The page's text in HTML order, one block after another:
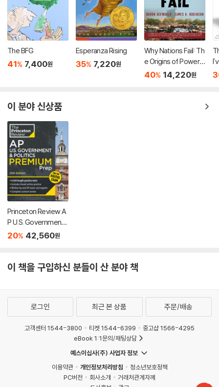
The BFG
41% 7,400원
Esperanza Rising
35% 7,220원
Why Nations Fail: Th
e Origins of Power,
Prosperity, and Pov
40% 14,220원
이 분야 신상품
Princeton Review A
P U.S. Government
& Politics Premium P
tal Practice Online +
20% 42,560원
이 책을 구입하신 분들이 산 분야 책
로그인 최근 본 상품 주문/배송
고객센터 1544-3800 티켓 1544-6399
중고샵 1566-4295
eBook 1:1문의/채팅상담
예스이십사(주) 사업자 정보
이용약관
개인정보처리방침
청소년보호정책
PC버전
회사소개
거래처관계자께